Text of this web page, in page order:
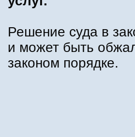
Решение суда в
и может быть
законом порядке.